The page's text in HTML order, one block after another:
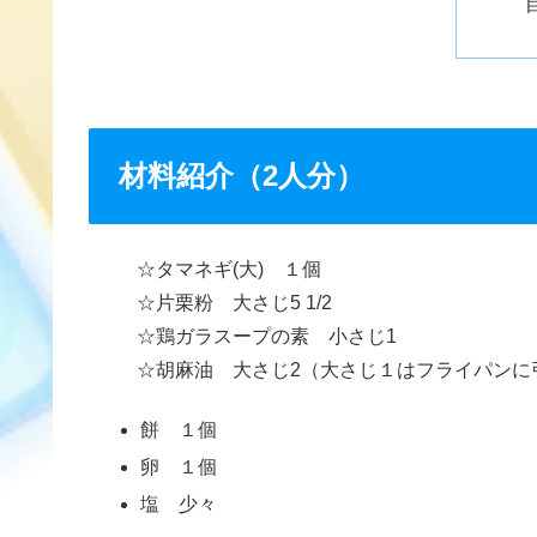
材料紹介（2人分）
☆タマネギ(大) １個
☆片栗粉 大さじ5 1/2
☆鶏ガラスープの素 小さじ1
☆胡麻油 大さじ2（大さじ１はフライパンに
餅 １個
卵 １個
塩 少々